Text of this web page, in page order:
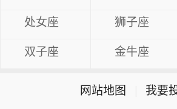
处女座 狮子座
双子座 金牛座
网站地图 我要